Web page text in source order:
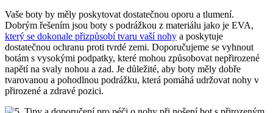
Vaše boty by měly poskytovat dostatečnou‌ oporu⁢ a ⁢tlumení.
⁢Dobrým řešením jsou boty s podrážkou z materiálu ⁣jako je ‍EVA,
který se dokonale přizpůsobí tvaru vaší ⁣nohy a poskytuje
dostatečnou ochranu proti ​tvrdé zemi. Doporučujeme se vyhnout
botám ​s vysokými podpatky, které mohou způsobovat ⁢nepřirozené
napětí⁣ na svaly nohou ⁣a zad. Je důležité, aby boty měly dobře
tvarovanou a⁢ pohodlnou podrážku, která pomáhá udržovat​ nohy v
přirozené a zdravé pozici.